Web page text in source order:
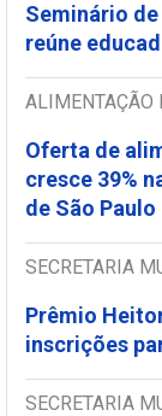
Seminário
reúne
ALIMENTAÇÃO
Oferta de
cresce 39%
de São Paulo
SECRETARIA
Prêmio
inscrições
SECRETARIA